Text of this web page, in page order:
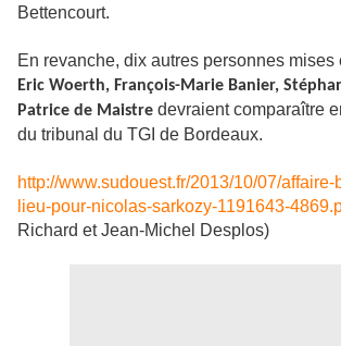
Bettencourt.
En revanche, dix autres personnes mises
Eric Woerth, François-Marie Banier,
Patrice de Maistre devraient comparaître
du tribunal du TGI de Bordeaux.
http://www.sudouest.fr/2013/10/07/
lieu-pour-nicolas-sarkozy-1191643-
Richard et Jean-Michel Desplos)